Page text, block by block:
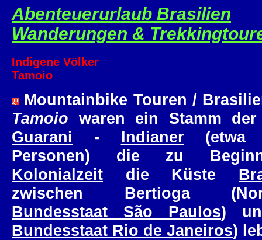
Abenteuerurlaub Brasilien
Wanderungen &
Indigene Völker
Tamoio
Mountainbike Touren /
Tamoio waren ein Stamm
Guarani - Indianer(etwa
Personen) die zu
Kolonialzeit die Küste
zwischen Bertioga
Bundesstaat São Paulos)
Bundesstaat Rio de Janeiros)